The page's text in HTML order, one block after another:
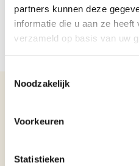
partners kunnen deze
informatie die u aan ze
verzameld op basis van uw
Noodzakelijk
Voorkeuren
Statistieken
Wijnomschrijving Los Adventure